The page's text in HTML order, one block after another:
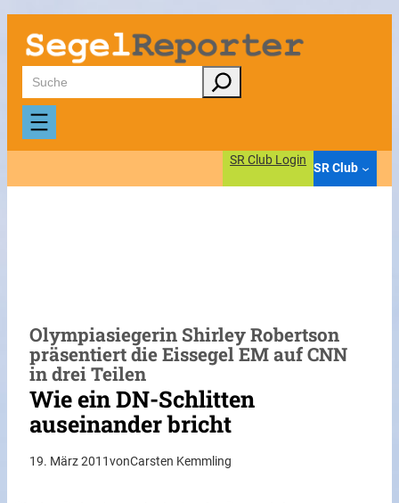
Zum
Inhalt
springen
Suchen
SR Club Login
SR Club
Olympiasiegerin Shirley Robertson
präsentiert die Eissegel EM auf CNN
in drei Teilen
Wie ein DN-Schlitten
auseinander bricht
19. März 2011vonCarsten Kemmling